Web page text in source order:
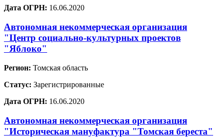
Дата ОГРН: 16.06.2020
Автономная некоммерческая организация
"Центр социально-культурных проектов
"Яблоко"
Регион: Томская область
Статус: Зарегистрированные
Дата ОГРН: 16.06.2020
Автономная некоммерческая организация
"Историческая мануфактура "Томская береста"